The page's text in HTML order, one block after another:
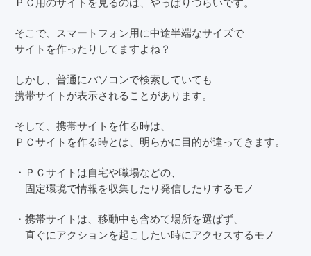
そこで、スマートフォン用に中途半端なサイズで
サイトを作ったりしてますよね？
しかし、普通にパソコンで検索していても
携帯サイトが表示されることがあります。
そして、携帯サイトを作る時は、
ＰＣサイトを作る時とは、明らかに目的が違ってきます。
・ＰＣサイトは自宅や職場などの、
固定環境で情報を収集したり発信したりするモノ
・携帯サイトは、移動中も含めて場所を選ばず、
直ぐにアクションを起こしたい時にアクセスするモノ